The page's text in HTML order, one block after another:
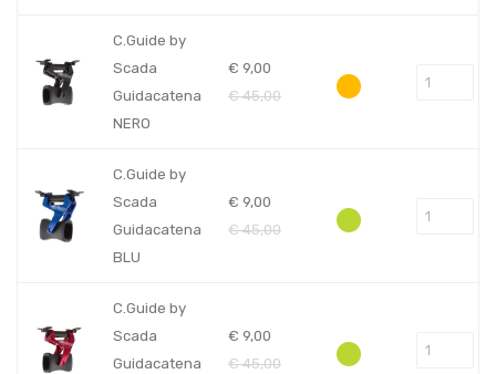
C.Guide by
Scada
Guidacatena
NERO
€ 9,00
€45,00
C.Guide by
Scada
Guidacatena
BLU
€ 9,00
€45,00
C.Guide by
Scada
Guidacatena
€ 9,00
€45,00